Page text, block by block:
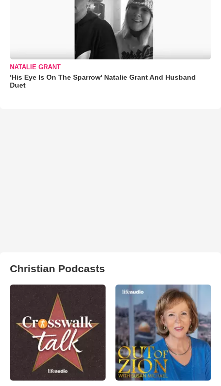
NATALIE GRANT
'His Eye Is On The Sparrow' Natalie Grant And Husband
Duet
Christian Podcasts